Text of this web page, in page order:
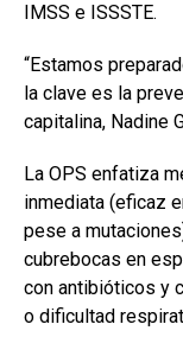
IMSS e ISSSTE.
“Estamos
la clave es la
capitalina, Nadine
La OPS enfatiza
inmediata (eficaz
pese a
cubrebocas en
con antibióticos y
o dificultad